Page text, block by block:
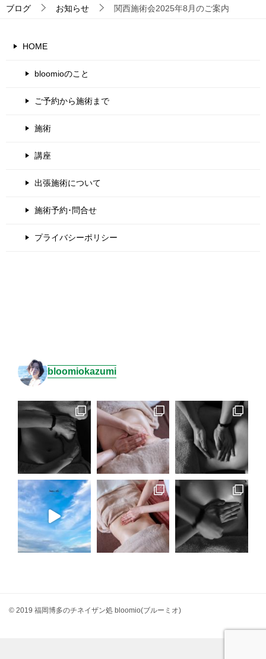
ブログ
お知らせ 関西施術会2025年8月のご案内
HOME
bloomioのこと
ご予約から施術まで
施術
講座
出張施術について
施術予約･問合せ
プライバシーポリシー
bloomiokazumi
© 2019 福岡博多のチネイザン処 bloomio(ブルーミオ)